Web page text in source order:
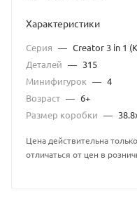
Характеристики
Серия — Creator 3 in 1
Деталей — 315
Минифигурок — 4
Возраст — 6+
Размер коробки —
Цена действительна
отличаться от цен в